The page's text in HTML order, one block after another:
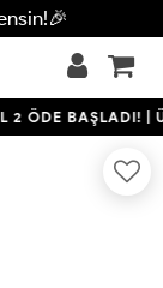
2 ÖDE BAŞLADI! |